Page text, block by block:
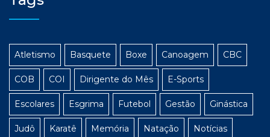
Atletismo Basquete Boxe Canoagem CBC
COB COI Dirigente do Mês E-Sports
Escolares Esgrima Futebol Gestão Ginástica
Judô Karatê Memória Natação Notícias